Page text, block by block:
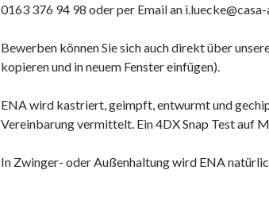
0163 376 94 98 oder per Email an
Bewerben können Sie sich auch direkt über
kopieren und in neuem Fenster einfügen).
ENA wird kastriert, geimpft, entwurmt und
Vereinbarung vermittelt. Ein 4DX Snap Test auf
In Zwinger- oder Außenhaltung wird ENA